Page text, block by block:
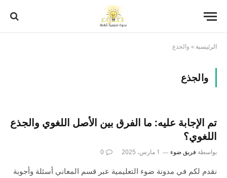
الرئيسية » والجذع
والجذع
تم الإجابة عليه: ما الفرق بين الأصل اللغوي والجذع
اللغوي؟
بواسطة فريق ضوء 1 مارس، 2025 0
نقدم لكم في مدونة ضوء التعليمية عبر قسم المعاني أسئلة وأجوبة